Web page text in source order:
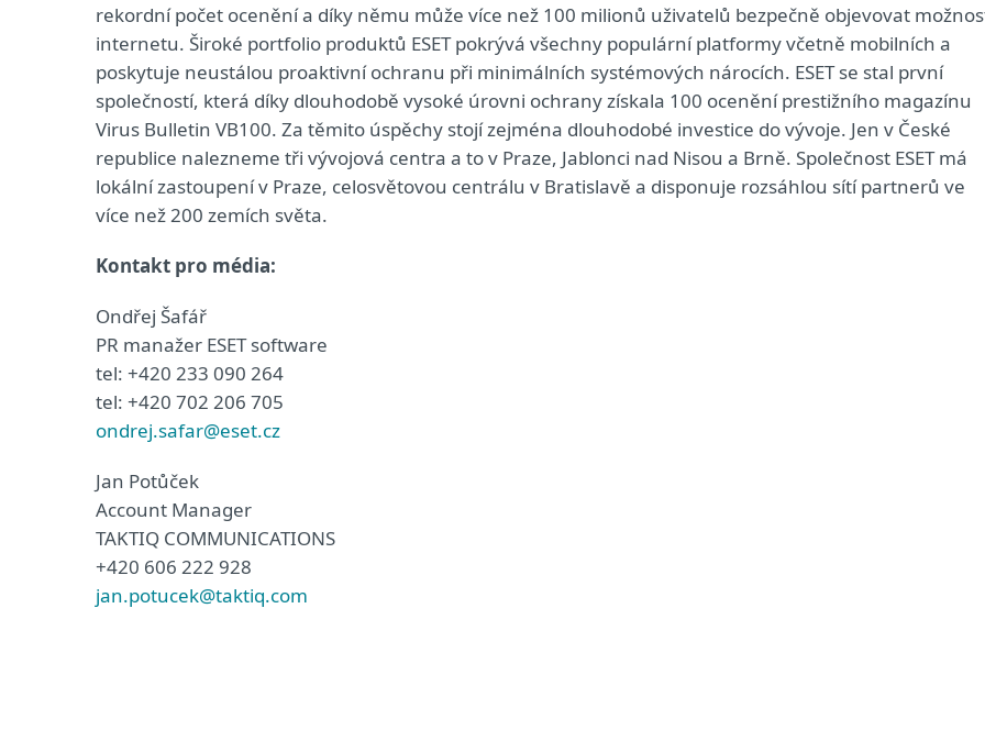
rekordní počet ocenění a díky němu může více než 100 milionů uživatelů bezpečně objevovat
internetu. Široké portfolio produktů ESET pokrývá všechny populární platformy včetně mobilních a
poskytuje neustálou proaktivní ochranu při minimálních systémových nárocích. ESET se stal první
společností, která díky dlouhodobě vysoké úrovni ochrany získala 100 ocenění prestižního magazínu
Virus Bulletin VB100. Za těmito úspěchy stojí zejména dlouhodobé investice do vývoje. Jen v České
republice nalezneme tři vývojová centra a to v Praze, Jablonci nad Nisou a Brně. Společnost ESET má
lokální zastoupení v Praze, celosvětovou centrálu v Bratislavě a disponuje rozsáhlou sítí partnerů ve
více než 200 zemích světa.
Kontakt pro média:
Ondřej Šafář
PR manažer ESET software
tel: +420 233 090 264
tel: +420 702 206 705
ondrej.safar@eset.cz
Jan Potůček
Account Manager
TAKTIQ COMMUNICATIONS
+420 606 222 928
jan.potucek@taktiq.com